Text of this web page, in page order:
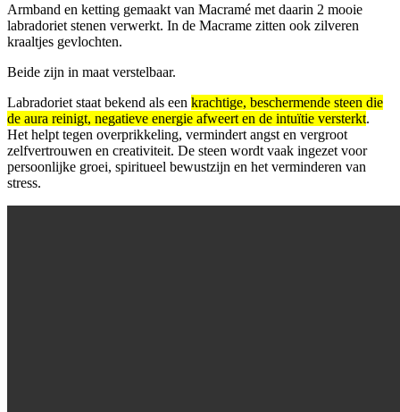
Armband en ketting gemaakt van Macramé met daarin 2 mooie
labradoriet stenen verwerkt. In de Macrame zitten ook zilveren
kraaltjes gevlochten.
Beide zijn in maat verstelbaar.
Labradoriet staat bekend als een krachtige, beschermende steen die
de aura reinigt, negatieve energie afweert en de intuïtie versterkt.
Het helpt tegen overprikkeling, vermindert angst en vergroot
zelfvertrouwen en creativiteit. De steen wordt vaak ingezet voor
persoonlijke groei, spiritueel bewustzijn en het verminderen van
stress.